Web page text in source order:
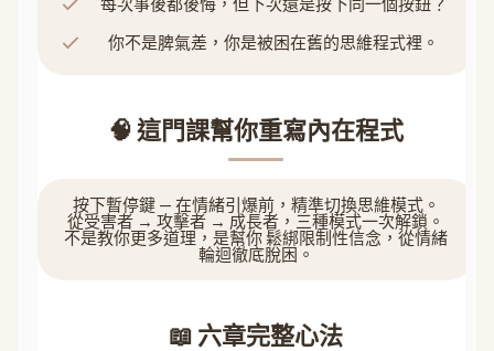
你不是脾氣差，你是被困在舊的思維程式裡。
🧠 這門課幫你重寫內在程式
按下暫停鍵— 在情緒引爆前，精準切換思維模式。
從受害者 → 攻擊者 → 成長者 ，三種模式一次解鎖。
不是教你更多道理，是幫你鬆綁限制性信念 ，從情緒
輪迴徹底脫困。
📖 六章完整心法